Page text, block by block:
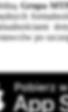
Grupa
po